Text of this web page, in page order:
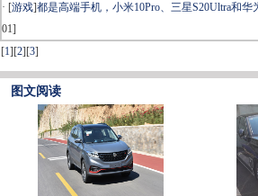
· [游戏]都是高端手机，小米10Pro、三星S20Ultra和华
01]
[1][2][3]
图文阅读